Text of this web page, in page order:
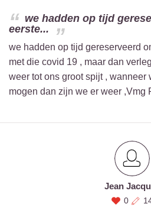
we hadden op tijd
eerste...
we hadden op tijd gereserveerd
met die covid 19 , maar dan
weer tot ons groot spijt , wanneer
mogen dan zijn we er weer ,Vmg
Jean
0